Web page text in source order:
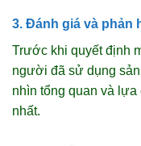
3. Đánh giá và phản
Trước khi quyết định
người đã sử dụng
nhìn tổng quan và
nhất.